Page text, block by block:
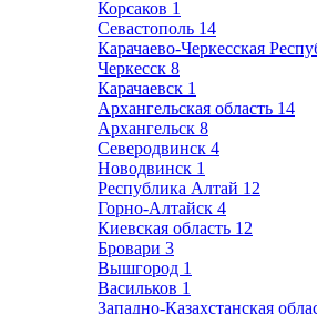
Корсаков 1
Севастополь 14
Карачаево-Черкесская
Черкесск 8
Карачаевск 1
Архангельская область 14
Архангельск 8
Северодвинск 4
Новодвинск 1
Республика Алтай 12
Горно-Алтайск 4
Киевская область 12
Бровари 3
Вышгород 1
Васильков 1
Западно-Казахстанская